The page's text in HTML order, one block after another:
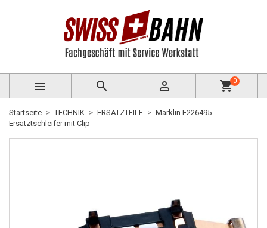
   shopping_cart0
Startseite TECHNIK ERSATZTEILE
Märklin E226495
Ersatztschleifer mit Clip